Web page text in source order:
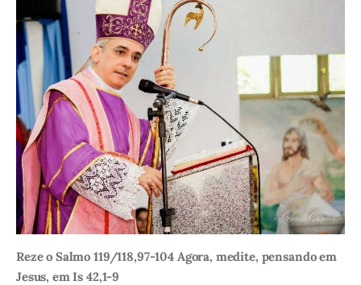
Reze o Salmo 119/118,97-104 Agora, medite, pensando em
Jesus, em Is 42,1-9